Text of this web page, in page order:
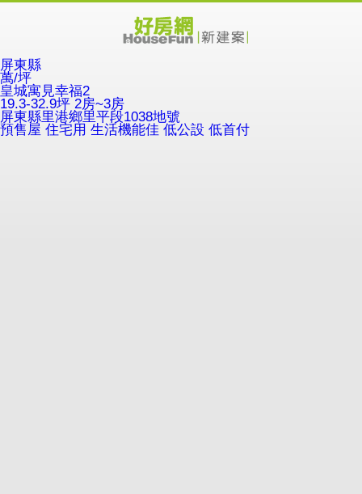
屏東縣
萬/坪
皇城寓見幸福2
19.3-32.9坪 2房~3房
屏東縣里港鄉里平段1038地號
預售屋 住宅用 生活機能佳 低公設 低首付